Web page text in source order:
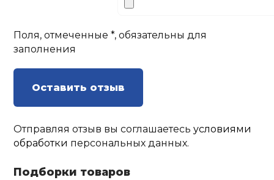
Поля, отмеченные *, обязательны для
заполнения
Оставить отзыв
Отправляя отзыв вы соглашаетесьусловиями
обработки персональных данных.
Подборки товаров